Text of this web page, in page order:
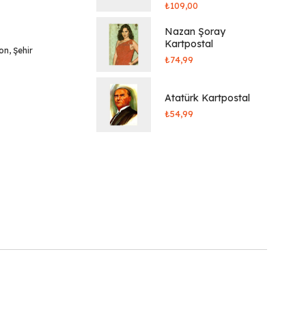
, Şehir
₺109,00
Nazan Şoray
Kartpostal
₺74,99
Atatürk Kartpostal
₺54,99